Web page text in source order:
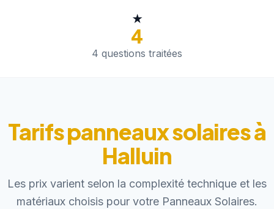
★
4
4 questions traitées
Tarifs panneaux solaires à
Halluin
Les prix varient selon la complexité technique et les
matériaux choisis pour votre Panneaux Solaires.